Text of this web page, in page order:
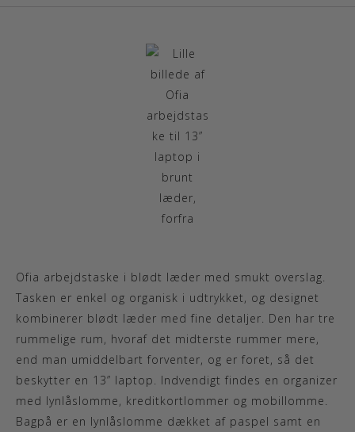
Ofia arbejdstaske i blødt læder med smukt overslag.
Tasken er enkel og organisk i udtrykket, og designet
kombinerer blødt læder med fine detaljer. Den har tre
rummelige rum, hvoraf det midterste rummer mere,
end man umiddelbart forventer, og er foret, så det
beskytter en 13” laptop. Indvendigt findes en organizer
med lynlåslomme, kreditkortlommer og mobillomme.
Bagpå er en lynlåslomme dækket af paspel samt en